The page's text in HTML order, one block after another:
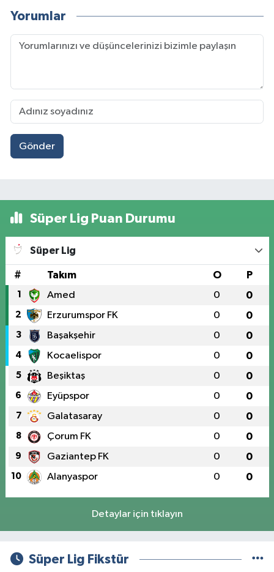
Yorumlar
Gönder
Süper Lig Puan Durumu
Süper Lig
# Takım O P
1 Amed 0 0
2 Erzurumspor FK 0 0
3 Başakşehir 0 0
4 Kocaelispor 0 0
5 Beşiktaş 0 0
6 Eyüpspor 0 0
7 Galatasaray 0 0
8 Çorum FK 0 0
9 Gaziantep FK 0 0
10 Alanyaspor 0 0
Detaylar için tıklayın
Süper Lig Fikstür